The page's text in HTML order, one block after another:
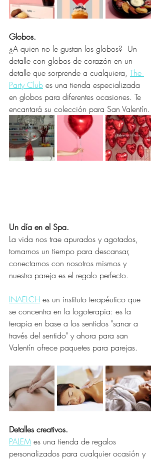
Globos.
¿A quien no le gustan los globos?  Un
detalle con globos de corazón en un
detalle que sorprende a cualquiera, The
Party Club es una tienda especializada
en globos para diferentes ocasiones. Te
encantará su colección para San Valentín.
Un día en el Spa.
La vida nos trae apurados y agotados,
tomarnos un tiempo para descansar,
conectarnos con nosotros mismos y
nuestra pareja es el regalo perfecto.
INAELCH es un instituto terapéutico que
se concentra en la logoterapia: es la
terapia en base a los sentidos "sanar a
través del sentido" y ahora para san
Valentín ofrece paquetes para parejas.
Detalles creativos.
PALEM es una tienda de regalos
personalizados para cualquier ocasión y